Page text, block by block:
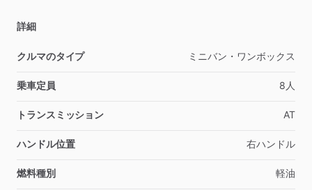
詳細
クルマのタイプ ミニバン・ワンボックス
乗車定員 8人
トランスミッション AT
ハンドル位置 右ハンドル
燃料種別 軽油